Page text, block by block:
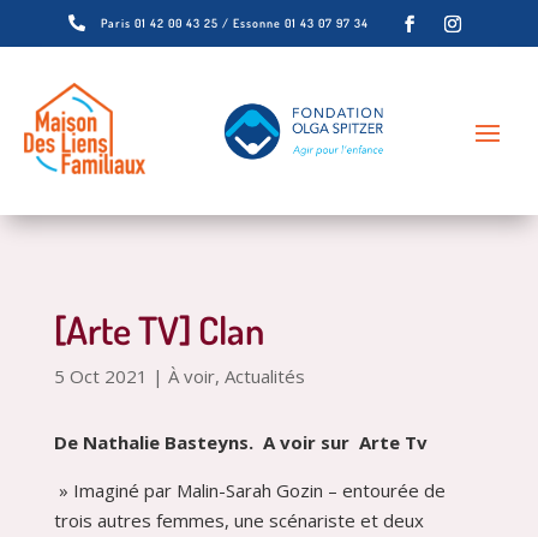
 Paris 01 42 00 43 25 / Essonne 01 43 07 97 34
[Arte TV] Clan
5 Oct 2021 | À voir, Actualités
De Nathalie Basteyns. A voir sur Arte Tv
» Imaginé par Malin-Sarah Gozin – entourée de
trois autres femmes, une scénariste et deux